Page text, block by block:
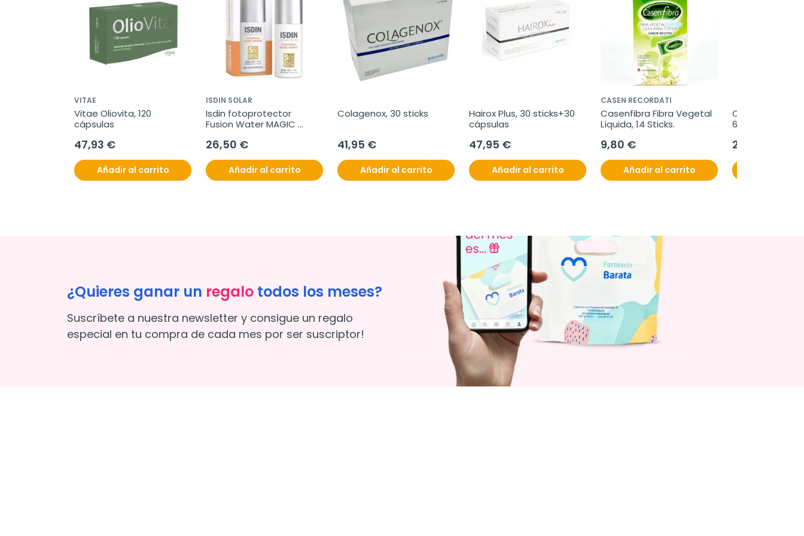
VITAE
Vitae Oliovita, 120
cápsulas
47,93 €
Añadir al carrito
ISDIN SOLAR
Isdin fotoprotector
Fusion Water MAGIC
26,50 €
Añadir al carrito
Colagenox, 30 sticks
41,95 €
Añadir al carrito
Hairox Plus, 30 sticks+30
cápsulas
47,95 €
Añadir al carrito
CASEN RECORDATI
Casenfibra Fibra Vegetal
Líquida, 14 Sticks.
9,80 €
Añadir al carrito
Complidermol
60 cápsulas
21,95 €
¿Quieres ganar un regalo todos los meses?
Suscríbete a nuestra newsletter y consigue un regalo
especial en tu compra de cada mes por ser suscriptor!